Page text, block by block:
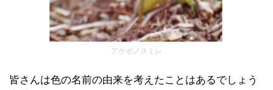
アケボノスミレ
皆さんは色の名前の由来を考えたことはあるでしょう